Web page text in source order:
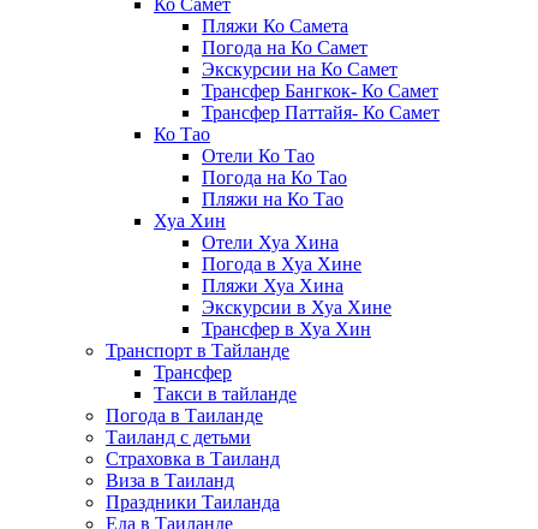
Ко Самет
Пляжи Ко Самета
Погода на Ко Самет
Экскурсии на Ко Самет
Трансфер Бангкок- Ко Самет
Трансфер Паттайя- Ко Самет
Ко Тао
Отели Ко Тао
Погода на Ко Тао
Пляжи на Ко Тао
Хуа Хин
Отели Хуа Хина
Погода в Хуа Хине
Пляжи Хуа Хина
Экскурсии в Хуа Хине
Трансфер в Хуа Хин
Транспорт в Тайланде
Трансфер
Такси в тайланде
Погода в Таиланде
Таиланд с детьми
Страховка в Таиланд
Виза в Таиланд
Праздники Таиланда
Еда в Таиланде